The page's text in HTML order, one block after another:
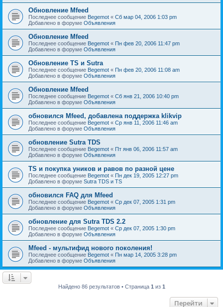
Обновление Mfeed
Последнее сообщение Begemot « Сб мар 04, 2006 1:03 pm
Добавлено в форуме Объявления
Обновление Mfeed
Последнее сообщение Begemot « Пн фев 20, 2006 11:47 pm
Добавлено в форуме Объявления
Обновление TS и Sutra
Последнее сообщение Begemot « Пн фев 20, 2006 11:08 am
Добавлено в форуме Объявления
Обновление Mfeed
Последнее сообщение Begemot « Сб янв 21, 2006 10:40 pm
Добавлено в форуме Объявления
обновился Mfeed, добавлена поддержка klikvip
Последнее сообщение Begemot « Ср янв 11, 2006 11:46 am
Добавлено в форуме Объявления
обновление Sutra TDS
Последнее сообщение Begemot « Пт янв 06, 2006 11:57 am
Добавлено в форуме Объявления
TS и покупка уников и равов по разной цене
Последнее сообщение Begemot « Пн дек 19, 2005 12:27 pm
Добавлено в форуме Sutra TDS и TS
обновился FAQ для Mfeed
Последнее сообщение Begemot « Ср дек 07, 2005 1:31 pm
Добавлено в форуме Объявления
обновление для Sutra TDS 2.2
Последнее сообщение Begemot « Ср дек 07, 2005 1:30 pm
Добавлено в форуме Объявления
Mfeed - мультифид нового поколения!
Последнее сообщение Begemot « Пн мар 14, 2005 3:28 pm
Добавлено в форуме Объявления
Найдено 86 результатов • Страница 1 из 1
Перейти